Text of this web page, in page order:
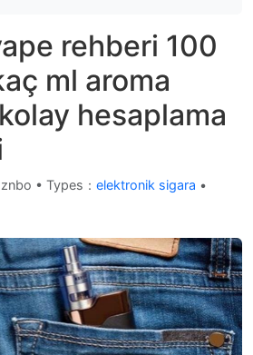
rehberi 100
ml aroma
hesaplama
• Types： elektronik sigara •